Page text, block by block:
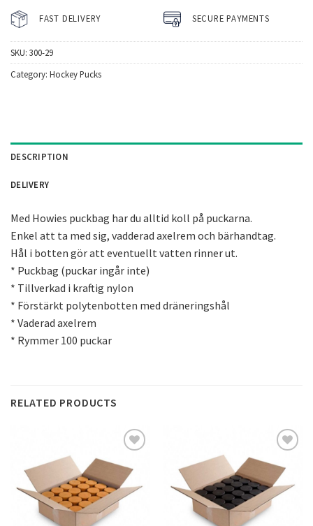
FAST DELIVERY SECURE PAYMENTS
SKU: 300-29
Category: Hockey Pucks
DESCRIPTION
DELIVERY
Med Howies puckbag har du alltid koll på puckarna.
Enkel att ta med sig, vadderad axelrem och bärhandtag.
Hål i botten gör att eventuellt vatten rinner ut.
* Puckbag (puckar ingår inte)
* Tillverkad i kraftig nylon
* Förstärkt polytenbotten med dräneringshål
* Vaderad axelrem
* Rymmer 100 puckar
RELATED PRODUCTS
Add to
Wishlist
Add to
Wishlist